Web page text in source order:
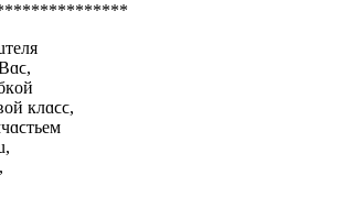
клɑϲϲ,